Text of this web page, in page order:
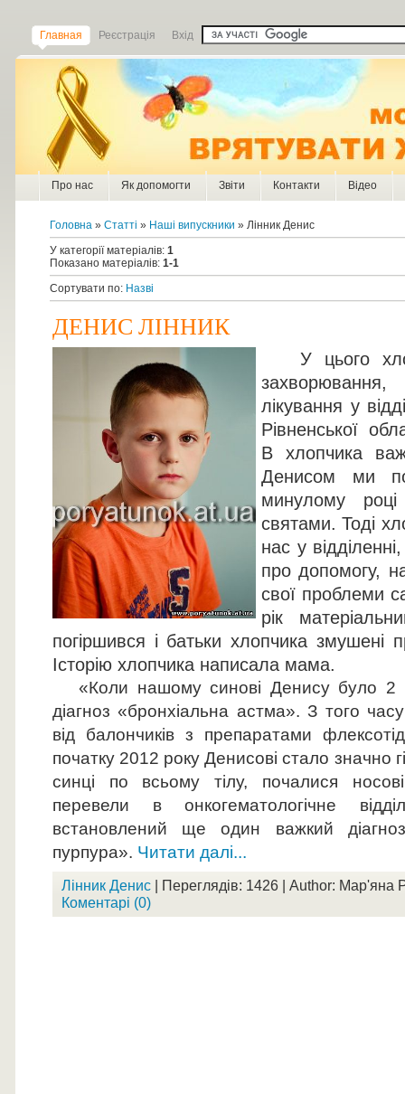
Главная Реєстрація Вхід
Про нас Як допомогти Звіти Контакти Відео
Головна » Статті » Наші випускники » Лінник Денис
У категорії матеріалів: 1
Показано матеріалів: 1-1
Сортувати по: Назві
ДЕНИС ЛІННИК
У цього
лікування у
Рівненської
В хлопчика
Денисом ми
минулому
святами. Тоді
нас у
про допомогу,
свої проблеми
рік
погіршився і батьки хлопчика змушені
Історію хлопчика написала мама.
«Коли нашому синові Денису було 2
діагноз «бронхіальна астма». З того
від балончиків з препаратами
початку 2012 року Денисові стало значно
синці по всьому тілу, почалися
перевели в онкогематологічне
встановлений ще один важкий діагноз
пурпура». Читати далі...
Лінник Денис | Переглядів: 1426 | Author: Мар'яна
Коментарі (0)